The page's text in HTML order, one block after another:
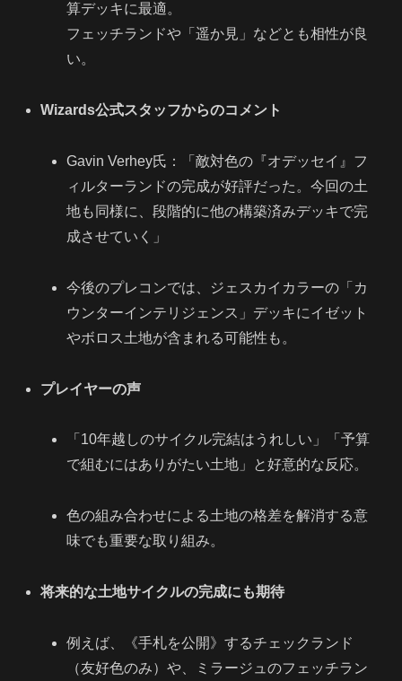
算デッキに最適。
フェッチランドや「遥か見」などとも相性が良
い。
Wizards公式スタッフからのコメント
Gavin Verhey氏：「敵対色の『オデッセイ』フ
ィルターランドの完成が好評だった。今回の土
地も同様に、段階的に他の構築済みデッキで完
成させていく」
今後のプレコンでは、ジェスカイカラーの「カ
ウンターインテリジェンス」デッキにイゼット
やボロス土地が含まれる可能性も。
プレイヤーの声
「10年越しのサイクル完結はうれしい」「予算
で組むにはありがたい土地」と好意的な反応。
色の組み合わせによる土地の格差を解消する意
味でも重要な取り組み。
将来的な土地サイクルの完成にも期待
例えば、《手札を公開》するチェックランド
（友好色のみ）や、ミラージュのフェッチラン